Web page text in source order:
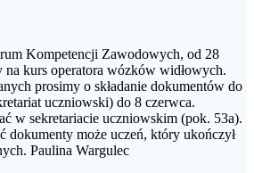
Kompetencji Zawodowych, od 28
na kurs operatora wózków widłowych.
prosimy o składanie dokumentów do
uczniowski) do 8 czerwca.
w sekretariacie uczniowskim (pok. 53a).
dokumenty może uczeń, który ukończył
Paulina Wargulec